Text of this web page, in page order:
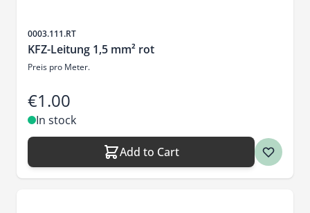
Sku
0003.111.RT
KFZ-Leitung 1,5 mm² rot
Preis pro Meter.
€1.00
In stock
Add to Cart